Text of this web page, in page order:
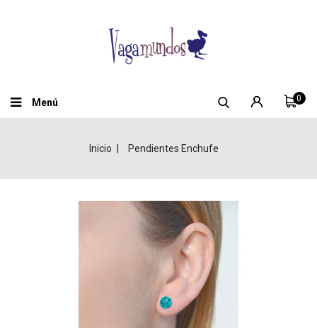
0
Menú
Inicio Pendientes Enchufe